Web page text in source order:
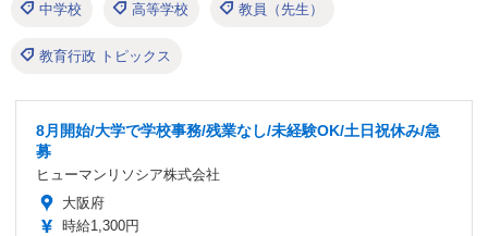
中学校 高等学校 教員（先生）
教育行政 トピックス
8月開始/大学で学校事務/残業なし/未経験OK/土日祝休み/急
募
ヒューマンリソシア株式会社
大阪府
時給1,300円